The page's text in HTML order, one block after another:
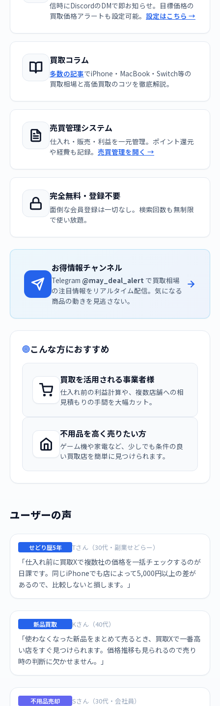
信時にDiscordのDMで即お知らせ。目標価格の
買取価格アラートも設定可能。 設定はこちら →
買取コラム
多数の記事でiPhone・MacBook・Switch等の
買取相場と高価買取のコツを徹底解説。
売買管理システム
仕入れ・販売・利益を一元管理。ポイント還元
や経費も記録。 売買管理を開く →
完全無料・登録不要
面倒な会員登録は一切なし。検索回数も無制限
で使い放題。
お得情報チャンネル
Telegram @may_deal_alert で買取相場
の注目情報をリアルタイム配信。気になる
商品の動きを見逃さない。
こんな方におすすめ
買取を活用される事業者様
仕入れ前の利益計算や、複数店舗への相
見積もりの手間を大幅カット。
不用品を高く売りたい方
ゲーム機や家電など、少しでも条件の良
い買取店を簡単に見つけられます。
ユーザーの声
せどり歴5年 Tさん（30代・副業せどらー）
「仕入れ前に買取Xで複数社の価格を一括チェックするのが
日課です。同じiPhoneでも店によって5,000円以上の差が
あるので、比較しないと損します。」
新品買取 Kさん（40代）
「使わなくなった新品をまとめて売るとき、買取Xで一番高
い店をすぐ見つけられます。価格推移も見られるので売り
時の判断に欠かせません。」
不用品売却 Sさん（30代・会社員）